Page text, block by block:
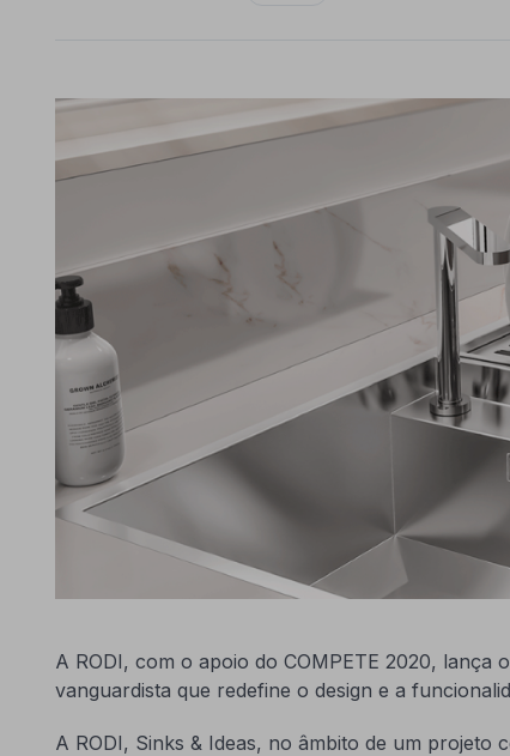
A RODI, com o apoio do COMPETE 2020, lança
vanguardista que redefine o design e a
A RODI, Sinks & Ideas, no âmbito de um projeto